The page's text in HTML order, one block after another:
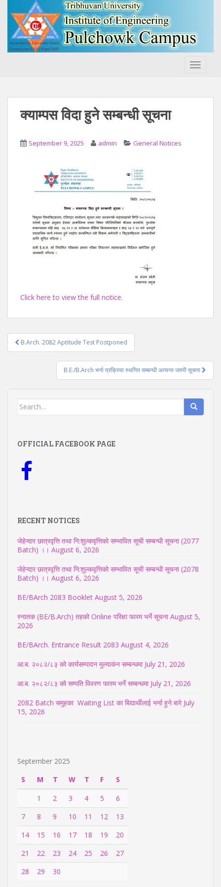
क्याम्पस विदा हुने सम्बन्धी सूचना
September 9, 2025 admin General Notices
Click here to view the full notice.
Post
navigation
B.Arch. 2082 Aptitude Test Postponed
B.E./B.Arch भर्ना प्रक्रिया स्थगित सम्बन्धी अत्यन्त जरुरी सूचना
Search
OFFICIAL FACEBOOK PAGE
RECENT NOTICES
जेहेन्दार छात्रवृत्ति तथा नि:शुल्कवृत्तिको सम्भावित सूची सम्बन्धी सूचना (2077
Batch) ।। August 6, 2026
जेहेन्दार छात्रवृत्ति तथा नि:शुल्कवृत्तिको सम्भावित सूची सम्बन्धी सूचना (2078
Batch) ।। August 6, 2026
BE/BArch 2083 Booklet August 5, 2026
स्नातक (BE/B.Arch) तहको Online परिक्षा फारम भर्ने सूचना August 5,
2026
BE/BArch. Entrance Result 2083 August 4, 2026
आ.ब. २०८२/८३ को कार्यसम्पादन मुल्याकंन सम्बन्धमा July 21, 2026
आ.ब. २०८२/८३ को सम्पति विवरण फारम भर्ने सम्बन्धमा July 21, 2026
2082 Batch समुहका Waiting List का बिद्यार्थीलाई भर्ना हुने बारे July
15, 2026
September 2025
S
M T W T F
S
1
2 3 4 5
6
7
8 9 10 11 12
13
14
15 16 17 18 19
20
21
22 23 24 25 26
27
28
29 30